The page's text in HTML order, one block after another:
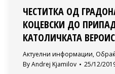
ЧЕСТИТКА ОД
КОЦЕВСКИ ДО
КАТОЛИЧКАТА
Актуелни информации,
ByAndrej Kjamilov 25/12/